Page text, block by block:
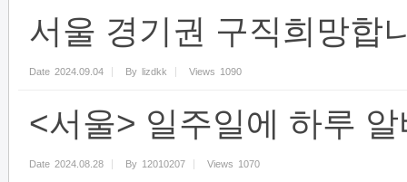
서울 경기권 구직희망합
Date 2024.09.04 By lizdkk Views 1090
<서울> 일주일에 하루
Date 2024.08.28 By 12010207 Views 1070